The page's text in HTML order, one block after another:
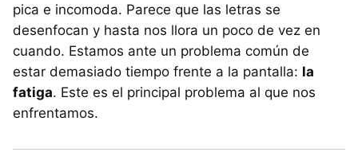
pica e incomoda. Parece que las letras se
desenfocan y hasta nos llora un poco de vez en
cuando. Estamos ante un problema común de
estar demasiado tiempo frente a la pantalla: la
fatiga. Este es el principal problema al que nos
enfrentamos.